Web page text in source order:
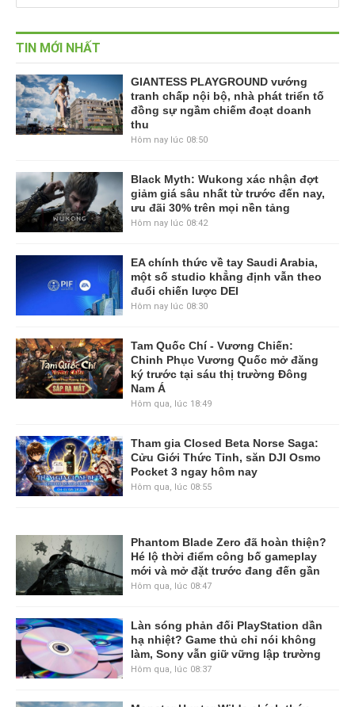
TIN MỚI NHẤT
GIANTESS PLAYGROUND vướng
tranh chấp nội bộ, nhà phát triển tố
đồng sự ngầm chiếm đoạt doanh
thu
Hôm nay lúc 08:50
Black Myth: Wukong xác nhận đợt
giảm giá sâu nhất từ trước đến nay,
ưu đãi 30% trên mọi nền tảng
Hôm nay lúc 08:42
EA chính thức về tay Saudi Arabia,
một số studio khẳng định vẫn theo
đuổi chiến lược DEI
Hôm nay lúc 08:30
Tam Quốc Chí - Vương Chiến:
Chinh Phục Vương Quốc mở đăng
ký trước tại sáu thị trường Đông
Nam Á
Hôm qua, lúc 18:49
Tham gia Closed Beta Norse Saga:
Cửu Giới Thức Tỉnh, săn DJI Osmo
Pocket 3 ngay hôm nay
Hôm qua, lúc 08:55
Phantom Blade Zero đã hoàn thiện?
Hé lộ thời điểm công bố gameplay
mới và mở đặt trước đang đến gần
Hôm qua, lúc 08:47
Làn sóng phản đối PlayStation dần
hạ nhiệt? Game thủ chỉ nói không
làm, Sony vẫn giữ vững lập trường
Hôm qua, lúc 08:37